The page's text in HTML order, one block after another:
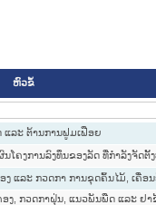
ຫົວຂໍ້
ແລະ ຕ້ານການຟູມເຟືອຍ
ໂຄງການລົງທຶນຂອງລັດ ທີ່ກຳລັງຈັດຕັ້
ແລະ ກວດກາ ການຂຸດຄົ້ນໄມ້, ເຄື່ອ
ງ, ກວດກາຝຸ່ນ, ແນວພັນພືດ ແລະ ຢ